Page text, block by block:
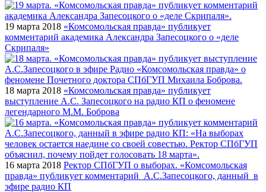
19 марта 2018 «Комсомольская правда» публикует
комментарий академика Александра Запесоцкого о «деле
Скрипаля»
18 марта 2018 «Комсомольская правда» публикует
выступление А.С. Запесоцкого на радио КП о феномене
легендарного М.М. Боброва
16 марта 2018 Ректор СПбГУП о выборах. «Комсомольская
правда» публикует комментарий А.С.Запесоцкого, данный в
эфире радио КП